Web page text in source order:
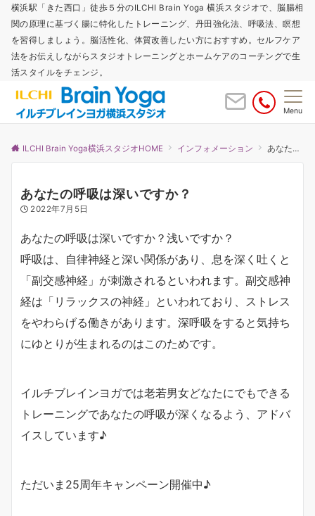
横浜駅「きた西口」徒歩５分のILCHI Brain Yoga 横浜スタジオで、脳腸相
関の原理に基づく腸に特化したトレーニング、丹田強化法、呼吸法、瞑想
を習得しましょう。脳活性化、体質改善したい方におすすめ。セルフケア
法をお伝えしながらスタジオトレーニングとホームケアのコーチングで生
活スタイルをチェンジ。
Menu
ILCHI Brain Yoga横浜スタジオHOME インフォメーション あなたの呼吸は深いですか？
あなたの呼吸は深いですか？
2022年7月5日
あなたの呼吸は深いですか？浅いですか？
呼吸は、自律神経と深い関係があり、息を深く吐くと
「副交感神経」が刺激されるといわれます。副交感神
経は「リラックスの神経」といわれており、ストレス
をやわらげる働きがあります。深呼吸をすると気持ち
にゆとりが生まれるのはこのためです。
イルチブレインヨガでは老若男女どなたにでもできる
トレーニングであなたの呼吸が深くなるよう、アドバ
イスしています♪
ただいま25周年キャンペーン開催中♪